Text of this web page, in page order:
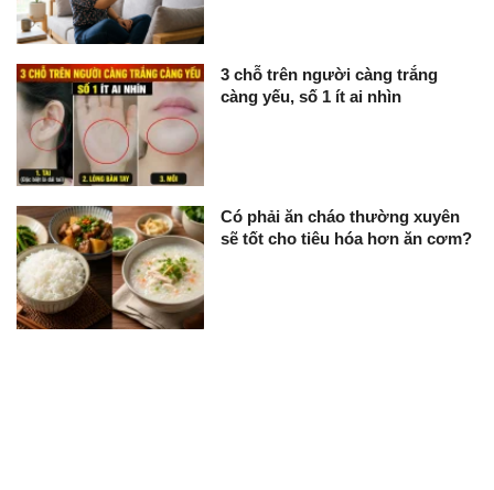
3 chỗ trên người càng trắng
càng yếu, số 1 ít ai nhìn
Có phải ăn cháo thường xuyên
sẽ tốt cho tiêu hóa hơn ăn cơm?